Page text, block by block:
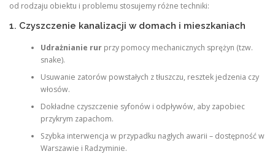
od rodzaju obiektu i problemu stosujemy różne techniki:
1. Czyszczenie kanalizacji w domach i mieszkaniach
Udrażnianie rurprzy pomocy mechanicznych sprężyn (tzw.
snake).
Usuwanie zatorów powstałych z tłuszczu, resztek jedzenia czy
włosów.
Dokładne czyszczenie syfonów i odpływów, aby zapobiec
przykrym zapachom.
Szybka interwencja w przypadku nagłych awarii – dostępność w
Warszawie i Radzyminie.